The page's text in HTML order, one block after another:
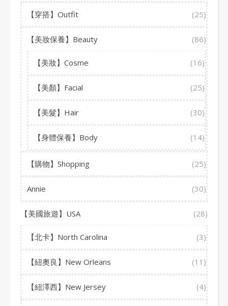
【穿搭】Outfit (25)
【美妝保養】Beauty (86)
【美妝】Cosme (16)
【美顏】Facial (25)
【美髮】Hair (30)
【身體保養】Body (14)
【購物】Shopping (25)
Annie (30)
【美國旅遊】USA (28)
【北卡】North Carolina (3)
【紐奧良】New Orleans (11)
【紐澤西】New Jersey (4)